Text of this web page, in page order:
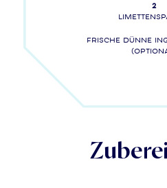
2
Frische dünne